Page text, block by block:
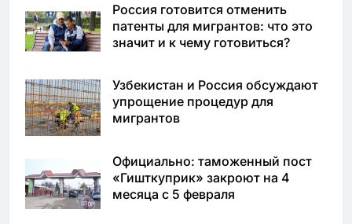
Россия готовится отменить
патенты для мигрантов: что это
значит и к чему готовиться?
Узбекистан и Россия обсуждают
упрощение процедур для
мигрантов
Официально: таможенный пост
«Гишткуприк» закроют на 4
месяца с 5 февраля